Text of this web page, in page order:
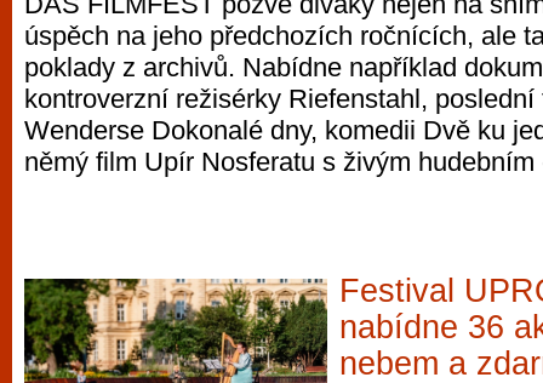
úspěch na jeho předchozích ročnících, ale
poklady z archivů. Nabídne například
kontroverzní režisérky Riefenstahl, poslední
Wenderse Dokonalé dny, komedii Dvě ku
němý film Upír Nosferatu s živým hudebním
Festival
nabídne 36
nebem a